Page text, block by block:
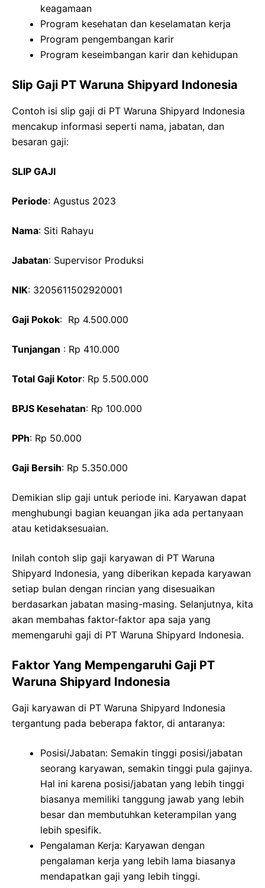
keagamaan
Program kesehatan dan keselamatan kerja
Program pengembangan karir
Program keseimbangan karir dan kehidupan
Slip Gaji PT Waruna Shipyard Indonesia
Contoh isi slip gaji di PT Waruna Shipyard Indonesia
mencakup informasi seperti nama, jabatan, dan
besaran gaji:
SLIP GAJI
Periode: Agustus 2023
Nama: Siti Rahayu
Jabatan: Supervisor Produksi
NIK: 3205611502920001
Gaji Pokok: Rp 4.500.000
Tunjangan : Rp 410.000
Total Gaji Kotor: Rp 5.500.000
BPJS Kesehatan: Rp 100.000
PPh: Rp 50.000
Gaji Bersih: Rp 5.350.000
Demikian slip gaji untuk periode ini. Karyawan dapat
menghubungi bagian keuangan jika ada pertanyaan
atau ketidaksesuaian.
Inilah contoh slip gaji karyawan di PT Waruna
Shipyard Indonesia, yang diberikan kepada karyawan
setiap bulan dengan rincian yang disesuaikan
berdasarkan jabatan masing-masing. Selanjutnya, kita
akan membahas faktor-faktor apa saja yang
memengaruhi gaji di PT Waruna Shipyard Indonesia.
Faktor Yang Mempengaruhi Gaji PT
Waruna Shipyard Indonesia
Gaji karyawan di PT Waruna Shipyard Indonesia
tergantung pada beberapa faktor, di antaranya:
Posisi/Jabatan: Semakin tinggi posisi/jabatan
seorang karyawan, semakin tinggi pula gajinya.
Hal ini karena posisi/jabatan yang lebih tinggi
biasanya memiliki tanggung jawab yang lebih
besar dan membutuhkan keterampilan yang
lebih spesifik.
Pengalaman Kerja: Karyawan dengan
pengalaman kerja yang lebih lama biasanya
mendapatkan gaji yang lebih tinggi.